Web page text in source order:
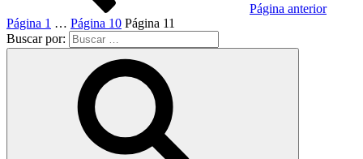
Página anterior
Página 1 … Página 10 Página 11
Buscar por: